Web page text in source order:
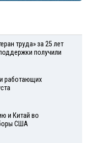
труда» за 25 лет
получили
работающих
и Китай во
США